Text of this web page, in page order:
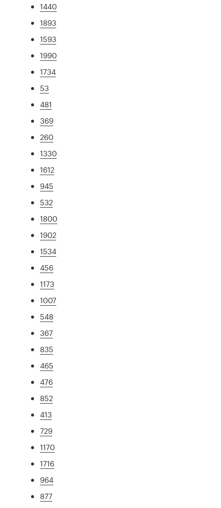
1440
1893
1593
1990
1734
53
481
369
260
1330
1612
945
532
1800
1902
1534
456
1173
1007
548
367
835
465
476
852
413
729
1170
1716
964
877